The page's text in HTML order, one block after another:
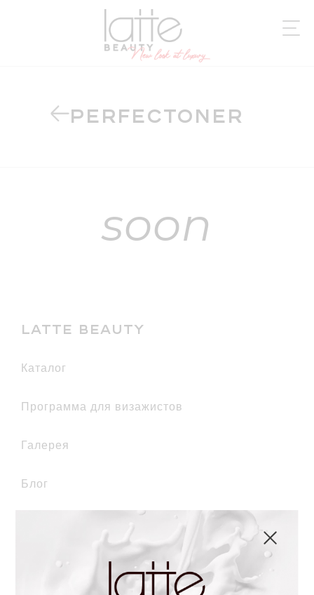
PERFECTONER
soon
LATTE BEAUTY
каталог
Программа для визажистов
галерея
Блог